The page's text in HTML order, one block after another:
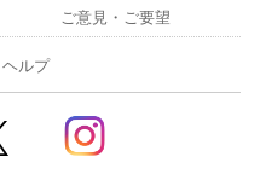
ご意見・ご要望
ルプ